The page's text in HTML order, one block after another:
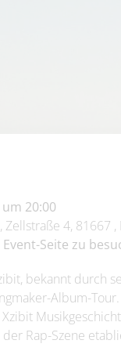
20:00
4, 81667 ,
Seite zu
bekannt durch
Album-
Rap-Szene